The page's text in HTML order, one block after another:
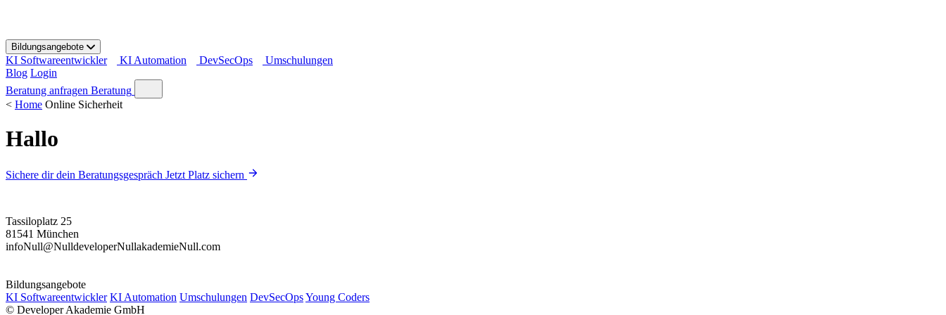
t
o
c
o
n
Bildungsangebote
KI Softwareentwickler KI Automation DevSecOps
Umschulungen
Blog Login
Beratung anfragen Beratung
< Home Online Sicherheit
Hallo
Sichere dir dein Beratungsgespräch Jetzt Platz sichern
Tassiloplatz 25
81541 München
infoNull@NulldeveloperNullakademieNull.com
Bildungsangebote
KI Softwareentwickler KI Automation Umschulungen DevSecOpsYoung Coders
© Developer Akademie GmbH